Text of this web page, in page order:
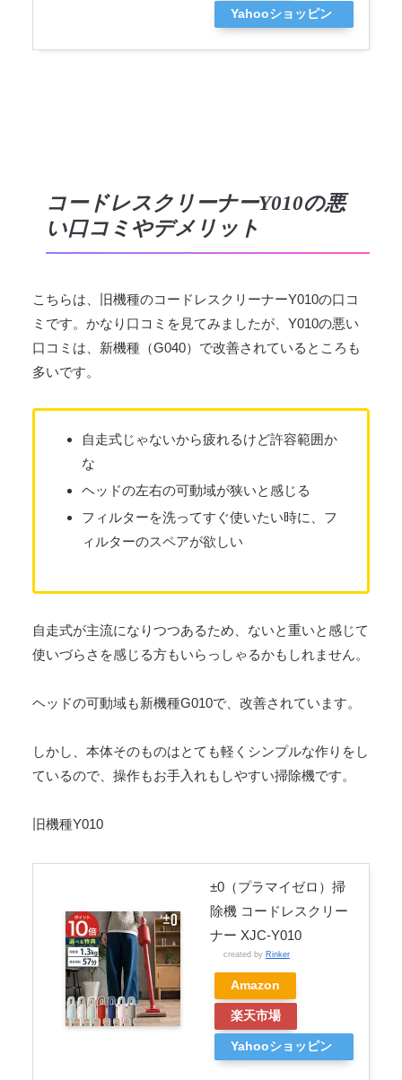
Yahooショッピン
コードレスクリーナーY010の悪
い口コミやデメリット
こちらは、旧機種のコードレスクリーナーY010の口コ
ミです。かなり口コミを見てみましたが、Y010の悪い
口コミは、新機種（G040）で改善されているところも
多いです。
自走式じゃないから疲れるけど許容範囲か
な
ヘッドの左右の可動域が狭いと感じる
フィルターを洗ってすぐ使いたい時に、フ
ィルターのスペアが欲しい
自走式が主流になりつつあるため、ないと重いと感じて
使いづらさを感じる方もいらっしゃるかもしれません。
ヘッドの可動域も新機種G010で、改善されています。
しかし、本体そのものはとても軽くシンプルな作りをし
ているので、操作もお手入れもしやすい掃除機です。
旧機種Y010
±0（プラマイゼロ）掃
除機 コードレスクリー
ナー XJC-Y010
created by Rinker
Amazon
楽天市場
Yahooショッピン